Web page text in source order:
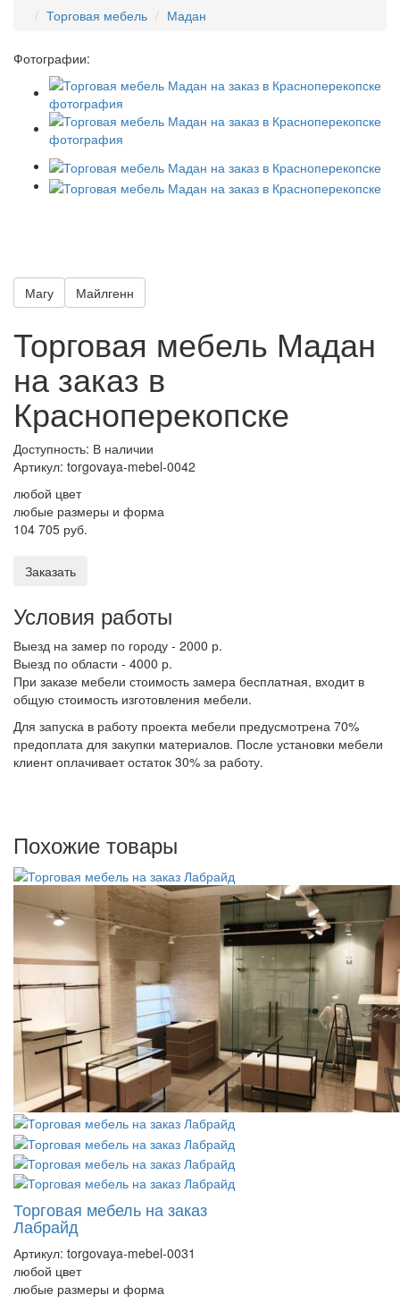
Торговая мебель
Мадан
Фотографии:
Магу Майлгенн
Торговая мебель Мадан
на заказ в
Красноперекопске
Доступность: В наличии
Артикул: torgovaya-mebel-0042
любой цвет
любые размеры и форма
104 705 руб.
Заказать
Условия работы
Выезд на замер по городу - 2000 р.
Выезд по области - 4000 р.
При заказе мебели стоимость замера бесплатная, входит в
общую стоимость изготовления мебели.
Для запуска в работу проекта мебели предусмотрена 70%
предоплата для закупки материалов. После установки мебели
клиент оплачивает остаток 30% за работу.
Похожие товары
Торговая мебель на заказ
Лабрайд
Артикул: torgovaya-mebel-0031
любой цвет
любые размеры и форма